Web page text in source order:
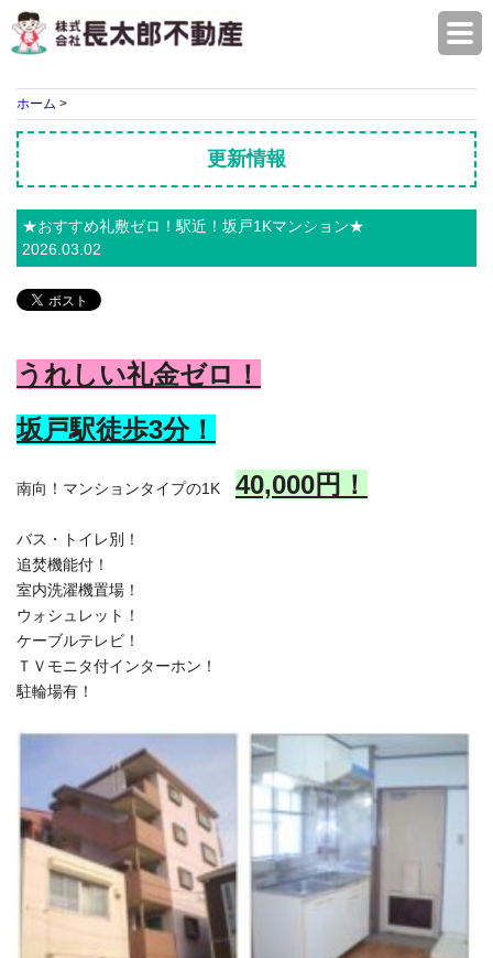
ホーム >
更新情報
★おすすめ礼敷ゼロ！駅近！坂戸1Kマンション★
2026.03.02
うれしい礼金ゼロ！
坂戸駅徒歩3分！
南向！マンションタイプの1K 40,000円！
バス・トイレ別！
追焚機能付！
室内洗濯機置場！
ウォシュレット！
ケーブルテレビ！
ＴＶモニタ付インターホン！
駐輪場有！